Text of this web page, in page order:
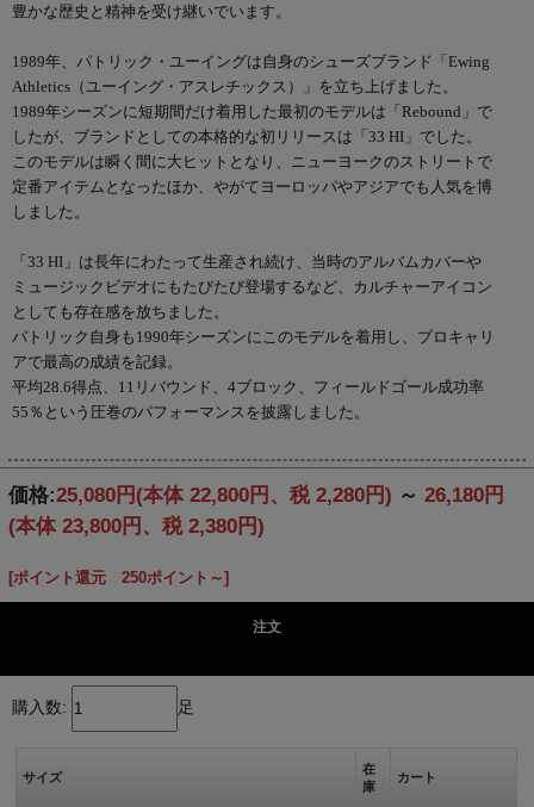
豊かな歴史と精神を受け継いでいます。
1989年、パトリック・ユーイングは自身のシューズブランド「Ewing
Athletics（ユーイング・アスレチックス）」を立ち上げました。
1989年シーズンに短期間だけ着用した最初のモデルは「Rebound」で
したが、ブランドとしての本格的な初リリースは「33 HI」でした。
このモデルは瞬く間に大ヒットとなり、ニューヨークのストリートで
定番アイテムとなったほか、やがてヨーロッパやアジアでも人気を博
しました。
「33 HI」は長年にわたって生産され続け、当時のアルバムカバーや
ミュージックビデオにもたびたび登場するなど、カルチャーアイコン
としても存在感を放ちました。
パトリック自身も1990年シーズンにこのモデルを着用し、プロキャリ
アで最高の成績を記録。
平均28.6得点、11リバウンド、4ブロック、フィールドゴール成功率
55％という圧巻のパフォーマンスを披露しました。
価格:25,080円 (本体 22,800円、税 2,280円) ～ 26,180円
(本体 23,800円、税 2,380円)
[ポイント還元 250ポイント～]
注文
購入数: 足
サイズ
在
庫
カート